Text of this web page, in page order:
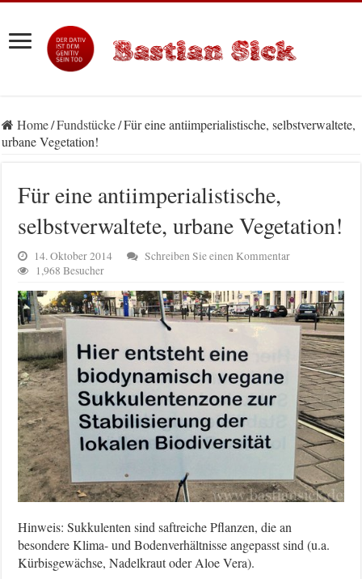
Home/Fundstücke/Für eine antiimperialistische, selbstverwaltete,
urbane Vegetation!
Für eine antiimperialistische,
selbstverwaltete, urbane Vegetation!
14. Oktober 2014
Schreiben Sie einen Kommentar
1,968 Besucher
Hinweis: Sukkulenten sind saftreiche Pflanzen, die an
besondere Klima- und Bodenverhältnisse angepasst sind (u.a.
Kürbisgewächse, Nadelkraut oder Aloe Vera).